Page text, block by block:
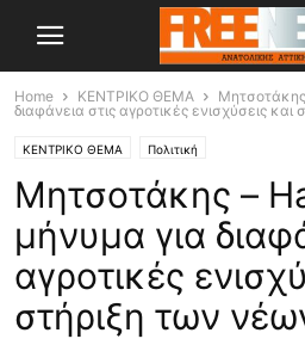
Home ΚΕΝΤΡΙΚΟ ΘΕΜΑ
Μητσοτάκης
διαφάνεια στις αγροτικές ενισχύσεις και
ΚΕΝΤΡΙΚΟ ΘΕΜΑ Πολιτική
Μητσοτάκης –
μήνυμα για
αγροτικές
στήριξη των